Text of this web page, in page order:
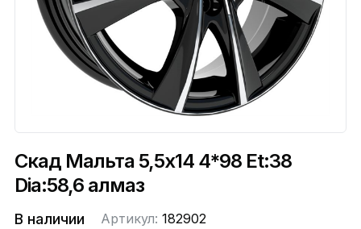
Скад Мальта 5,5x14 4*98 Et:38
Dia:58,6 алмаз
В наличии Артикул: 182902